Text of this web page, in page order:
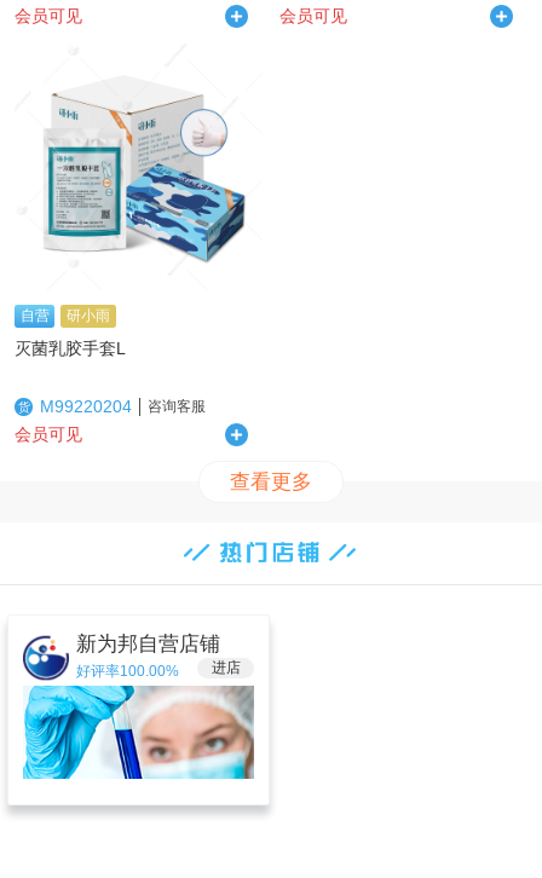
会员可见 会员可见
自营 研小雨
灭菌乳胶手套L
货 M99220204 咨询客服
会员可见
查看更多
新为邦自营店铺
好评率100.00% 进店